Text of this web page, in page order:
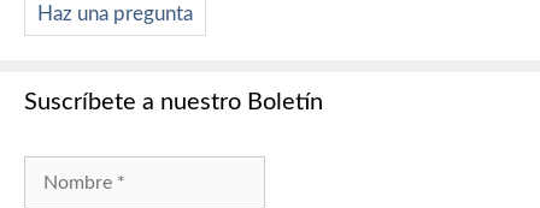
Haz una pregunta
Suscríbete a nuestro Boletín